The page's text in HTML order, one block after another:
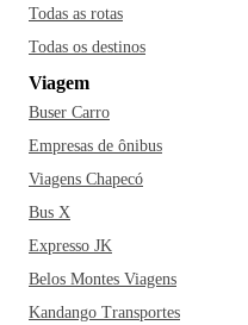
Todas as rotas
Todas os destinos
Viagem
Buser Carro
Empresas de ônibus
Viagens Chapecó
Bus X
Expresso JK
Belos Montes Viagens
Kandango Transportes